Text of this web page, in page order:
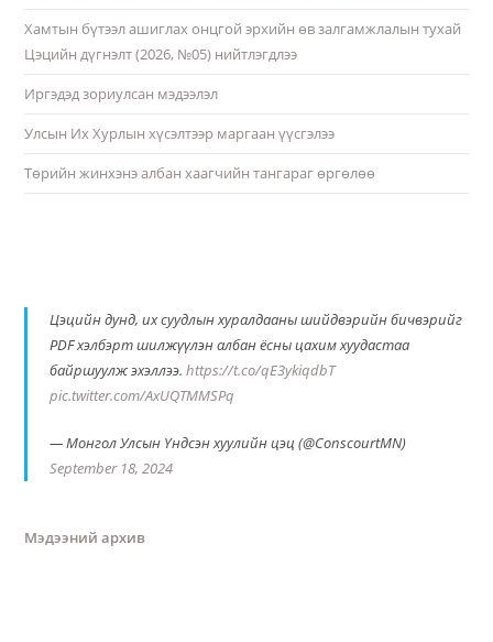
Хамтын бүтээл ашиглах онцгой эрхийн өв залгамжлалын тухай
Цэцийн дүгнэлт (2026, №05) нийтлэгдлээ
Иргэдэд зориулсан мэдээлэл
Улсын Их Хурлын хүсэлтээр маргаан үүсгэлээ
Төрийн жинхэнэ албан хаагчийн тангараг өргөлөө
Цэцийн дунд, их суудлын хуралдааны шийдвэрийн бичвэрийг
PDF хэлбэрт шилжүүлэн албан ёсны цахим хуудастаа
байршуулж эхэллээ.https://t.co/qE3ykiqdbT
pic.twitter.com/AxUQTMMSPq
— Монгол Улсын Үндсэн хуулийн цэц (@ConscourtMN)
September 18, 2024
Мэдээний архив